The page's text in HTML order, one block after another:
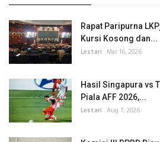
Rapat Paripurna
Kursi Kosong dan...
Lestari Mar 16, 2026
Hasil Singapura vs
Piala AFF 2026,...
Lestari Aug 7, 2026